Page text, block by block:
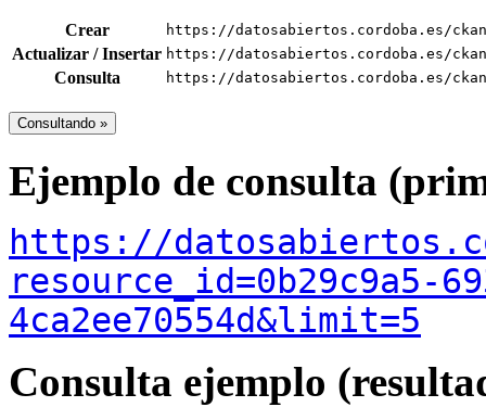
Crear https://datosabiertos.cordoba.es/
Actualizar / Insertar https://datosabiertos.cordoba.es/
Consulta https://datosabiertos.cordoba.es/
Consultando »
Ejemplo de consulta
https://
resource_id=0b29c9a5-
4ca2ee70554d&limit=5
Consulta ejemplo